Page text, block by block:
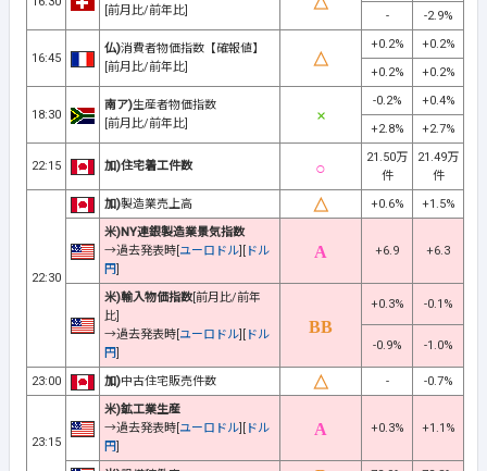
[前月比/前年比]
-
-2.9%
16:45
仏)消費者物価指数【確報値】
[前月比/前年比]
+0.2%
+0.2%
+0.2%
+0.2%
18:30
南ア)生産者物価指数
[前月比/前年比]
-0.2%
+0.4%
+2.8%
+2.7%
22:15 加)住宅着工件数
21.50万
件
21.49万
件
22:30
加)製造業売上高 +0.6%
+1.5%
米)NY連銀製造業景気指数
→過去発表時[ ユーロドル
ドル
円
+6.9 +6.3
米)輸入物価指数[前月比/前年
比]
→過去発表時[ ユーロドル
ドル
円
+0.3% -0.1%
-0.9% -1.0%
23:00 加)中古住宅販売件数 - -0.7%
23:15
米)鉱工業生産
→過去発表時[ ユーロドル
ドル
円
+0.3% +1.1%